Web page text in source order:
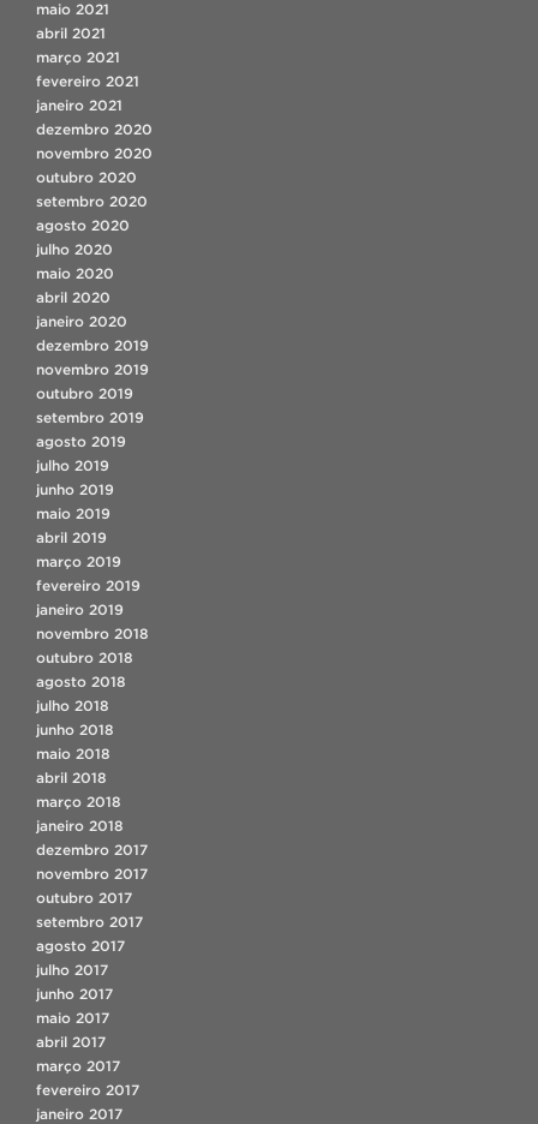
maio 2021
abril 2021
março 2021
fevereiro 2021
janeiro 2021
dezembro 2020
novembro 2020
outubro 2020
setembro 2020
agosto 2020
julho 2020
maio 2020
abril 2020
janeiro 2020
dezembro 2019
novembro 2019
outubro 2019
setembro 2019
agosto 2019
julho 2019
junho 2019
maio 2019
abril 2019
março 2019
fevereiro 2019
janeiro 2019
novembro 2018
outubro 2018
agosto 2018
julho 2018
junho 2018
maio 2018
abril 2018
março 2018
janeiro 2018
dezembro 2017
novembro 2017
outubro 2017
setembro 2017
agosto 2017
julho 2017
junho 2017
maio 2017
abril 2017
março 2017
fevereiro 2017
janeiro 2017